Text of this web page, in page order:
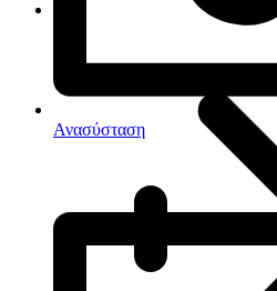
Ανασύσταση